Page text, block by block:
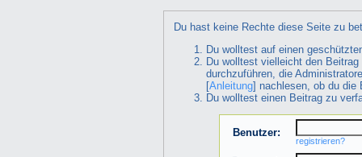
Du hast keine Rechte diese Seite zu
Du wolltest auf einen
Du wolltest vielleicht den
durchzuführen, die
[Anleitung] nachlesen, ob du die
Du wolltest einen Beitrag zu
Benutzer:
registrieren?